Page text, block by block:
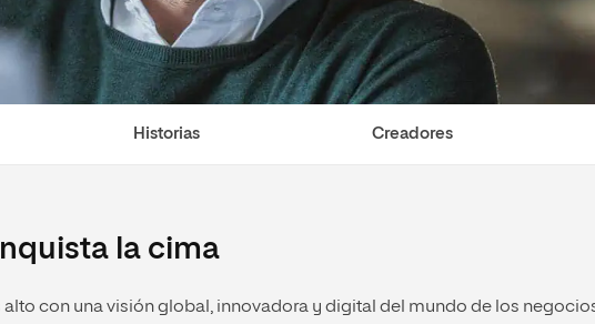
Historias Creadores
la cima
alto con una visión global, innovadora y digital del mundo de los